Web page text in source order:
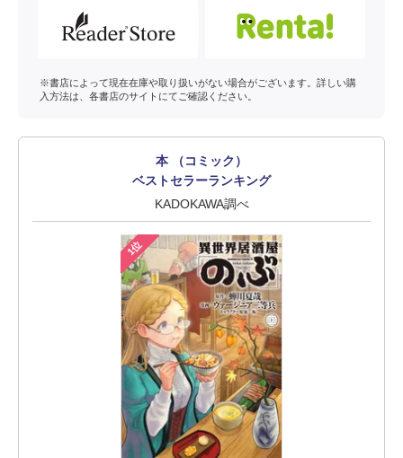
※書店によって現在在庫や取り扱いがない場合がございます。詳しい購
入方法は、各書店のサイトにてご確認ください。
本 （コミック）
ベストセラーランキング
KADOKAWA調べ
1位